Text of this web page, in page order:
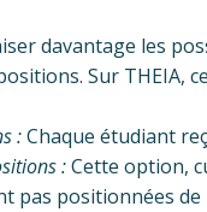
davantage les
Sur THEIA,
:Chaque étudiant
:Cette option,
pas positionnées de